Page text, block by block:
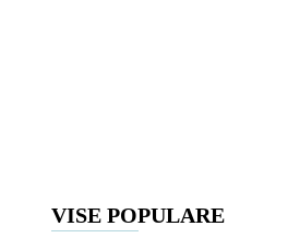
VISE POPULARE